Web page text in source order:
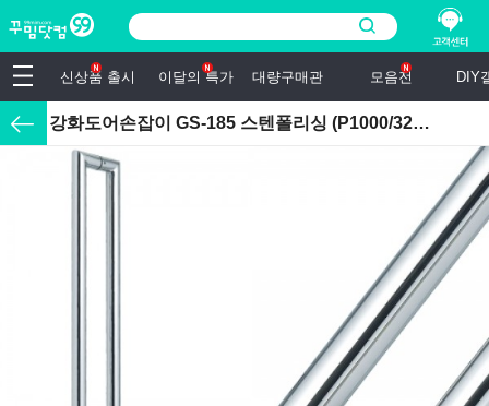
신상품 출시 이달의 특가 대량구매관 모음전 DIY
강화도어손잡이 GS-185 스텐폴리싱 (P1000/32mm)